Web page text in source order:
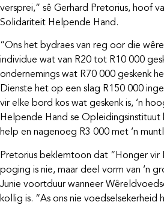
versprei,” sê Gerhard Pretorius, hoof
Solidariteit Helpende Hand.
“Ons het bydraes van reg oor die
individue wat van R20 tot R10 000
ondernemings wat R70 000 geskenk
Dienste het op een slag R150 000
vir elke bord kos wat geskenk is, ‘n
Helpende Hand se
help en nagenoeg R3 000 met ‘n
Pretorius beklemtoon dat “Honger vir
poging is nie, maar deel vorm van ‘n
Junie voortduur wanneer
kollig is. “As ons nie voedselsekerheid